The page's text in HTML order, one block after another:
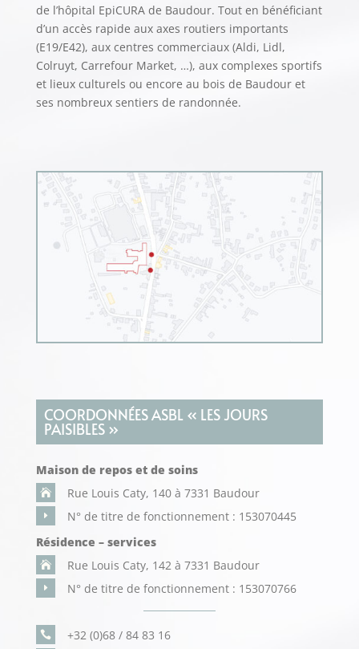
de l’hôpital EpiCURA de Baudour. Tout en bénéficiant
d’un accès rapide aux axes routiers importants
(E19/E42), aux centres commerciaux (Aldi, Lidl,
Colruyt, Carrefour Market, …), aux complexes sportifs
et lieux culturels ou encore au bois de Baudour et
ses nombreux sentiers de randonnée.
COORDONNÉES ASBL « LES JOURS
PAISIBLES »
Maison de repos et de soins
 Rue Louis Caty, 140 à 7331 Baudour
E
N° de titre de fonctionnement : 153070445
Résidence – services
 Rue Louis Caty, 142 à 7331 Baudour
E N° de titre de fonctionnement : 153070766
 +32 (0)68 / 84 83 16